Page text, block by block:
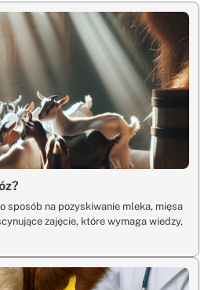
sposób na pozyskiwanie mleka, mięsa
zajęcie, które wymaga wiedzy,